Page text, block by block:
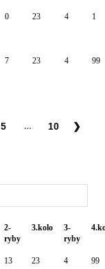
0 23 4 1
7 23 4 99
5 … 10 ❯
2-
ryby
3.kolo
3-
ryby
13 23 4 99